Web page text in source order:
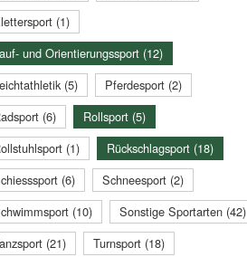
(1)
und Orientierungssport (12)
(5)
Pferdesport (2)
(6)
Rollsport (5)
(1)
Rückschlagsport (18)
(6)
Schneesport (2)
(10)
Sonstige Sportarten (42)
(21)
Turnsport (18)